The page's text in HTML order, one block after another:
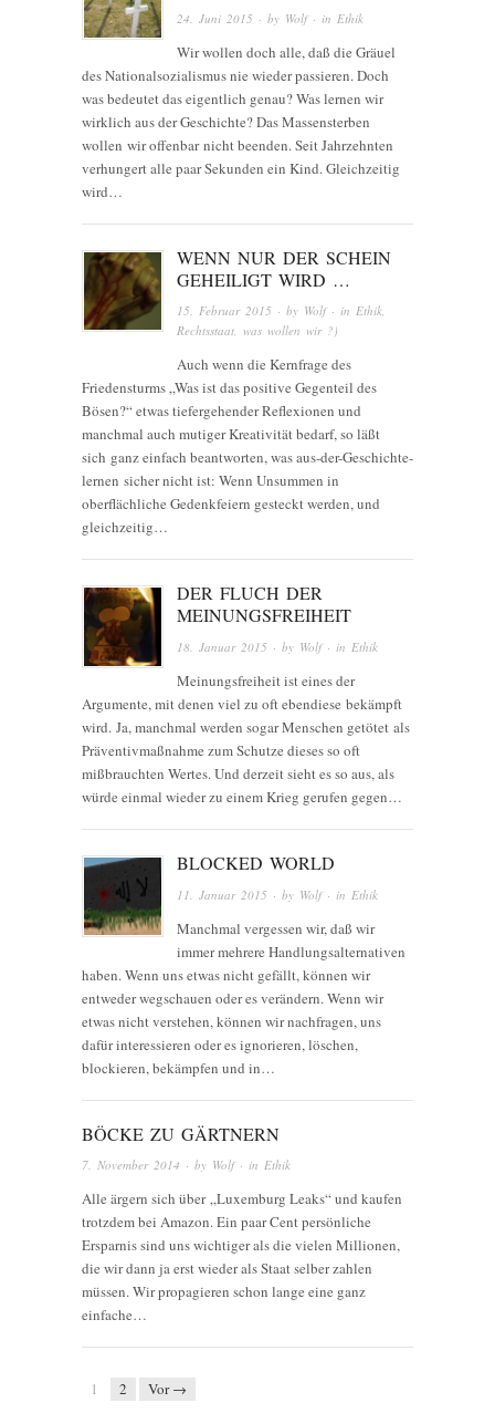
24. Juni 2015 · by Wolf· in Ethik
Wir wollen doch alle, daß die Gräuel
des Nationalsozialismus nie wieder passieren. Doch
was bedeutet das eigentlich genau? Was lernen wir
wirklich aus der Geschichte? Das Massensterben
wollen wir offenbar nicht beenden. Seit Jahrzehnten
verhungert alle paar Sekunden ein Kind. Gleichzeitig
wird…
WENN NUR DER SCHEIN
GEHEILIGT WIRD …
15. Februar 2015 · by Wolf· inEthik,
Rechtsstaat, was wollen wir ?)
Auch wenn die Kernfrage des
Friedensturms „Was ist das positive Gegenteil des
Bösen?“ etwas tiefergehender Reflexionen und
manchmal auch mutiger Kreativität bedarf, so läßt
sich ganz einfach beantworten, was aus-der-Geschichte-
lernen sicher nicht ist: Wenn Unsummen in
oberflächliche Gedenkfeiern gesteckt werden, und
gleichzeitig…
DER FLUCH DER
MEINUNGSFREIHEIT
18. Januar 2015 · by Wolf· in Ethik
Meinungsfreiheit ist eines der
Argumente, mit denen viel zu oft ebendiese bekämpft
wird. Ja, manchmal werden sogar Menschen getötet als
Präventivmaßnahme zum Schutze dieses so oft
mißbrauchten Wertes. Und derzeit sieht es so aus, als
würde einmal wieder zu einem Krieg gerufen gegen…
BLOCKED WORLD
11. Januar 2015 · by Wolf· in Ethik
Manchmal vergessen wir, daß wir
immer mehrere Handlungsalternativen
haben. Wenn uns etwas nicht gefällt, können wir
entweder wegschauen oder es verändern. Wenn wir
etwas nicht verstehen, können wir nachfragen, uns
dafür interessieren oder es ignorieren, löschen,
blockieren, bekämpfen und in…
BÖCKE ZU GÄRTNERN
7. November 2014 · by Wolf· in Ethik
Alle ärgern sich über „Luxemburg Leaks“ und kaufen
trotzdem bei Amazon. Ein paar Cent persönliche
Ersparnis sind uns wichtiger als die vielen Millionen,
die wir dann ja erst wieder als Staat selber zahlen
müssen. Wir propagieren schon lange eine ganz
einfache…
1 2 Vor →